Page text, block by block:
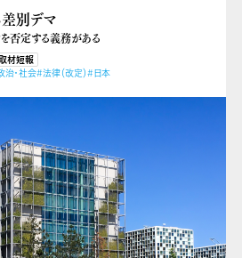
別デマ
否定する義務がある
材短報
治・社会#法律（改定）#日本